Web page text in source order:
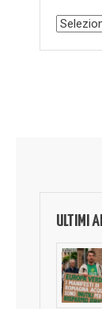
Archivio
ULTIMI